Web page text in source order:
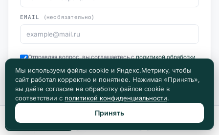
EMAIL (необязательно)
Отправляя вопрос, вы соглашаетесь сполитикой обработки
Отправить вопрос
5 юристов на связи
Мы используем файлы cookie и Яндекс.Метрику, чтобы
сайт работал корректно и понятнее. Нажимая «Принять»,
вы даёте согласие на обработку файлов cookie в
соответствии с политикой конфиденциальности.
Принять